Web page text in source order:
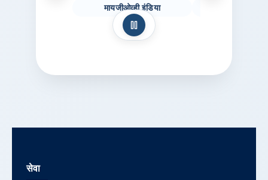
मायजीओव्ही इंडिया
स्वयं-स्क्रॉल थांबवा
सेवा